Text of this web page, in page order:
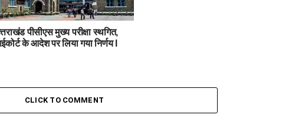
पीसीएस मुख्य परीक्षा स्थगित,
के आदेश पर लिया गया निर्णय l
CLICK TO COMMENT